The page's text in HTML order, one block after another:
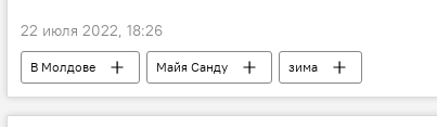
22 июля 2022, 18:26
В Молдове Майя Санду зима